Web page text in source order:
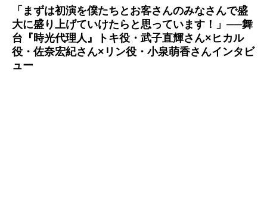
「まずは初演を僕たちとお客さんのみなさんで盛
大に盛り上げていけたらと思っています！」──舞
台『時光代理人』トキ役・武子直輝さん×ヒカル
役・佐奈宏紀さん×リン役・小泉萌香さんインタビ
ュー